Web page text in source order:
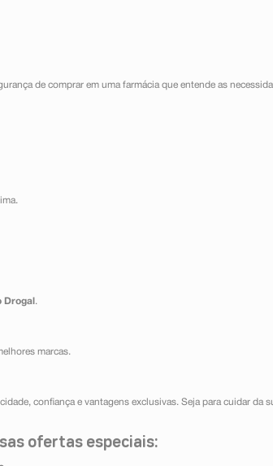
de comprar em uma farmácia que entende as
Drogal .
marcas.
confiança e vantagens exclusivas. Seja para cuidar da
ofertas especiais: